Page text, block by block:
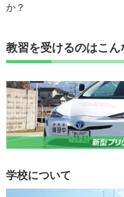
か？
教習を受けるのはこん
学校について